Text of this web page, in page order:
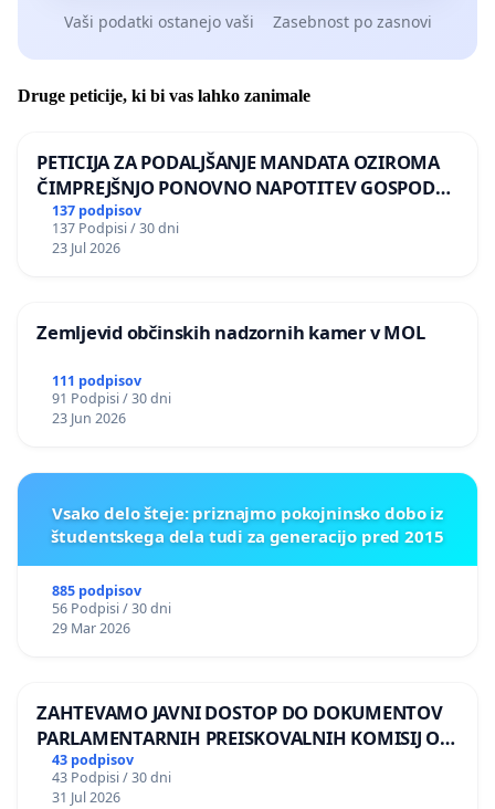
Vaši podatki ostanejo vaši Zasebnost po zasnovi
Druge peticije, ki bi vas lahko zanimale
PETICIJA ZA PODALJŠANJE MANDATA OZIROMA
ČIMPREJŠNJO PONOVNO NAPOTITEV GOSPODA
BERNARDA ŠRAJNERJA NA VELEPOSLANIŠTVO
REPUBLIKE SLOVENIJE V MOSKVI
137 podpisov
137 Podpisi / 30 dni
23 Jul 2026
Zemljevid občinskih nadzornih kamer v MOL
111 podpisov
91 Podpisi / 30 dni
23 Jun 2026
Vsako delo šteje: priznajmo pokojninsko dobo iz
študentskega dela tudi za generacijo pred 2015
885 podpisov
56 Podpisi / 30 dni
29 Mar 2026
ZAHTEVAMO JAVNI DOSTOP DO DOKUMENTOV
PARLAMENTARNIH PREISKOVALNIH KOMISIJ O
ILEGALNI TRGOVINI Z OROŽJEM
43 podpisov
43 Podpisi / 30 dni
31 Jul 2026